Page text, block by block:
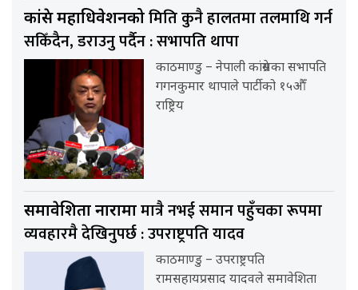
कांग्रेस महाधिवेशनकोमिति कुनै हालतमा तलमाथि गर्न
सकिँदैन, डराउनु पर्दैन : सभापति थापा
काठमाण्डु – नेपाली कांग्रेसका सभापति
गगनकुमार थापाले पार्टीको १५औँ
राष्ट्रिय
समावेशिता नारामामात्रै नभई समान पहुँचका रूपमा
व्यवहारमै देखिनुपर्छ : उपराष्ट्रपति यादव
काठमाण्डु – उपराष्ट्रपति
रामसहायप्रसाद यादवले समावेशिता